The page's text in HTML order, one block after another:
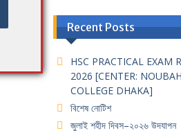
Recent Posts
HSC PRACTICAL EXAM
2026 [CENTER:
COLLEGE DHAKA]
বিশেষ নোটিশ
জুলাই শহীদ দিবস–২০২৬ উদযাপন